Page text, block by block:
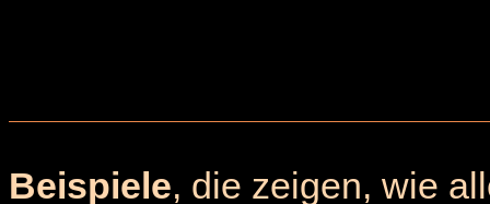
Beispiele, die zeigen, wie